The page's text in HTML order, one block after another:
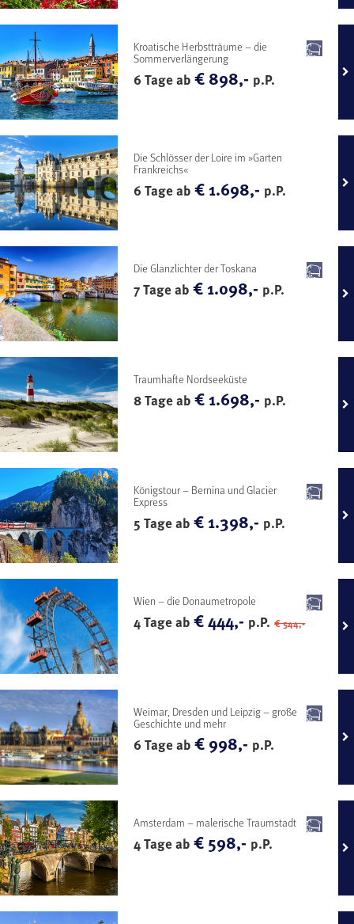
Kroatische Herbstträume – die
Sommerverlängerung
6 Tage ab€ 898,- p.P.
Die Schlösser der Loire im »Garten
Frankreichs«
6 Tage ab€ 1.698,- p.P.
Die Glanzlichter der Toskana
7 Tage ab€ 1.098,- p.P.
Traumhafte Nordseeküste
8 Tage ab€ 1.698,- p.P.
Königstour – Bernina und Glacier
Express
5 Tage ab€ 1.398,- p.P.
Wien – die Donaumetropole
4 Tage ab€ 444,- p.P. € 544,-
Weimar, Dresden und Leipzig – große
Geschichte und mehr
6 Tage ab€ 998,- p.P.
Amsterdam – malerische Traumstadt
4 Tage ab€ 598,- p.P.